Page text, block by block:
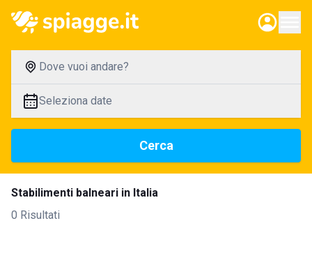
Dove vuoi andare?
Seleziona date
Cerca
Stabilimenti balneari in Italia
0 Risultati